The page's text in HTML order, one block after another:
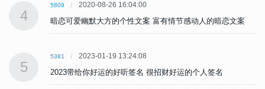
4
5809 2020-08-26 16:04:00
暗恋可爱幽默大方的个性文案 富有情节感动人的暗恋文案
5
5381 2023-01-19 13:24:08
2023带给你好运的好听签名 很招财好运的个人签名